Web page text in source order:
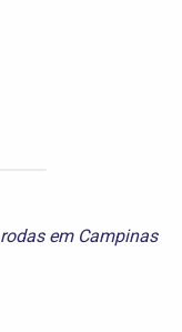
rodas em Campinas